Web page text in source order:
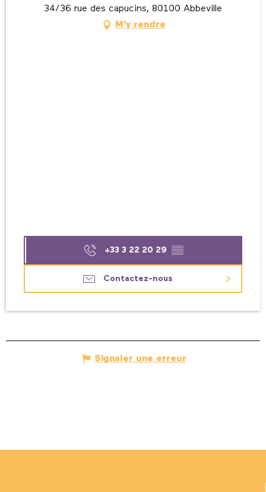
34/36 rue des capucins, 80100 Abbeville
M'y rendre
+33 3 22 20 29 ▒▒
Contactez-nous
Signaler une erreur